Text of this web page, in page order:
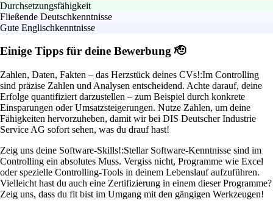
Durchsetzungsfähigkeit
Fließende Deutschkenntnisse
Gute Englischkenntnisse
Einige Tipps für deine Bewerbung 🫡
Zahlen, Daten, Fakten – das Herzstück deines CVs!:Im Controlling
sind präzise Zahlen und Analysen entscheidend. Achte darauf, deine
Erfolge quantifiziert darzustellen – zum Beispiel durch konkrete
Einsparungen oder Umsatzsteigerungen. Nutze Zahlen, um deine
Fähigkeiten hervorzuheben, damit wir bei DIS Deutscher Industrie
Service AG sofort sehen, was du drauf hast!
Zeig uns deine Software-Skills!:Stellar Software-Kenntnisse sind im
Controlling ein absolutes Muss. Vergiss nicht, Programme wie Excel
oder spezielle Controlling-Tools in deinem Lebenslauf aufzuführen.
Vielleicht hast du auch eine Zertifizierung in einem dieser Programme?
Zeig uns, dass du fit bist im Umgang mit den gängigen Werkzeugen!